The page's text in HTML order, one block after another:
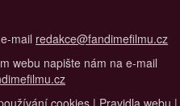
mail redakce@fandimefilmu.cz
webu napište nám na e-mail
cookies | Pravidla webu |